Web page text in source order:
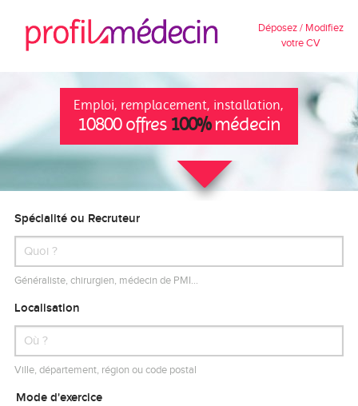
Déposez / Modifiez
votre CV
Emploi, remplacement, installation,
10800 offres 100%médecin
Spécialité ou Recruteur
Généraliste, chirurgien, médecin de PMI…
Localisation
Ville, département, région ou code postal
Mode d'exercice